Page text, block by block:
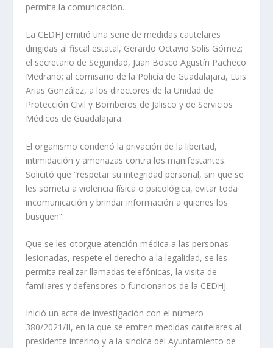
permita la comunicación.
La CEDHJ emitió una serie de medidas cautelares
dirigidas al fiscal estatal, Gerardo Octavio Solís Gómez;
el secretario de Seguridad, Juan Bosco Agustín Pacheco
Medrano; al comisario de la Policía de Guadalajara, Luis
Arias González, a los directores de la Unidad de
Protección Civil y Bomberos de Jalisco y de Servicios
Médicos de Guadalajara.
El organismo condenó la privación de la libertad,
intimidación y amenazas contra los manifestantes.
Solicitó que “respetar su integridad personal, sin que se
les someta a violencia física o psicológica, evitar toda
incomunicación y brindar información a quienes los
busquen”.
Que se les otorgue atención médica a las personas
lesionadas, respete el derecho a la legalidad, se les
permita realizar llamadas telefónicas, la visita de
familiares y defensores o funcionarios de la CEDHJ.
Inició un acta de investigación con el número
380/2021/II, en la que se emiten medidas cautelares al
presidente interino y a la síndica del Ayuntamiento de